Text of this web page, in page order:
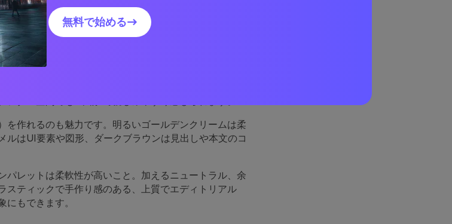
のパレットが優れて
を作れるのも魅力です。明るいゴールデンクリームは柔
ルはUI要素や図形、ダークブラウンは見出しや本文のコ
パレットは柔軟性が高いこと。加えるニュートラル、余
スティックで手作り感のある、上質でエディトリアル
もできます。
無料で始める→